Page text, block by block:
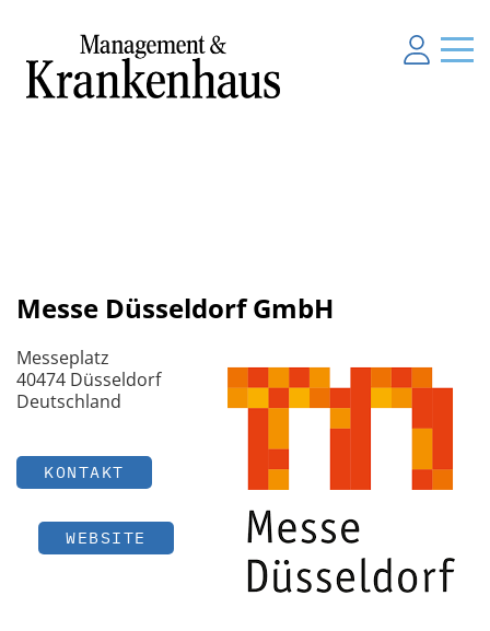
Messe Düsseldorf GmbH
Messeplatz
40474 Düsseldorf
Deutschland
KONTAKT
WEBSITE